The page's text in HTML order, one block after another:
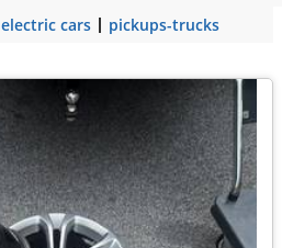
electric cars pickups-trucks